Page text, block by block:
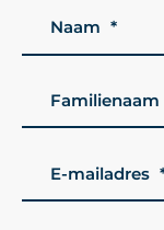
Leave
blank
Naam
Familienaam
E-mailadres